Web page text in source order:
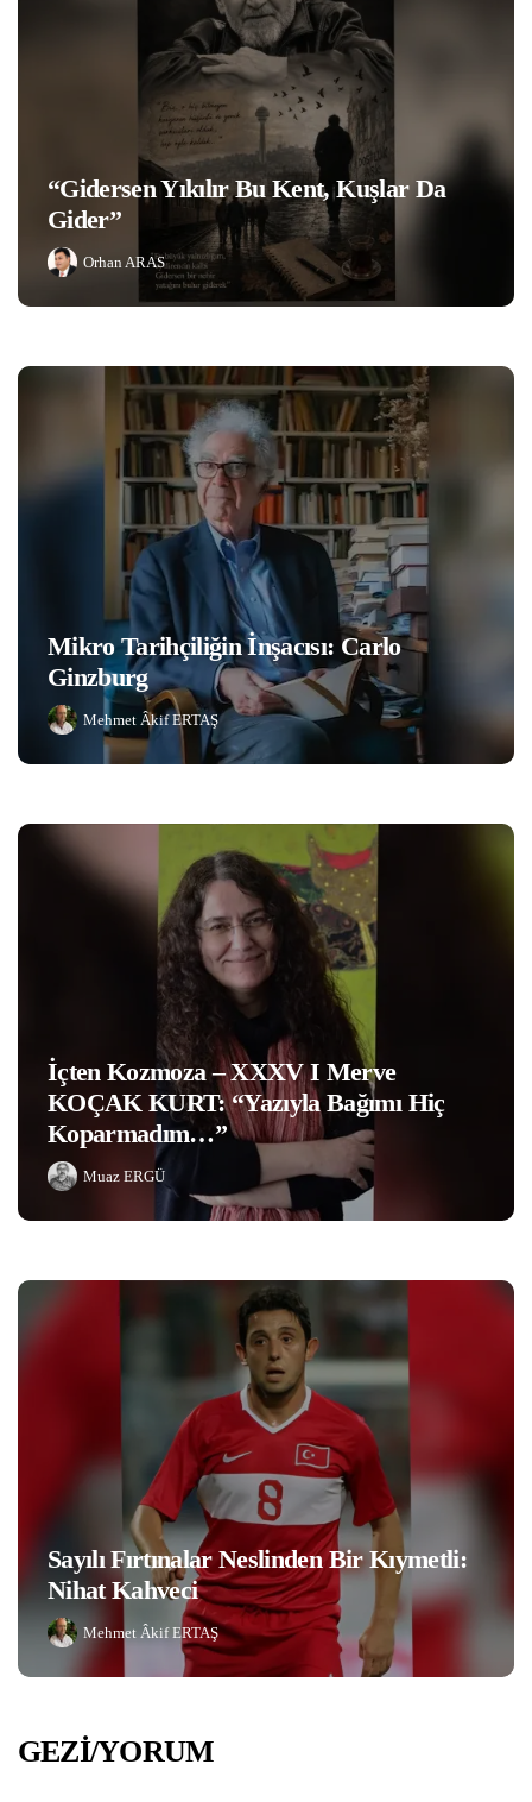
“Gidersen Yıkılır Bu Kent, Kuşlar Da
Gider”
Orhan ARAS
Mikro Tarihçiliğin İnşacısı: Carlo
Ginzburg
Mehmet Âkif ERTAŞ
İçten Kozmoza – XXXV I Merve
KOÇAK KURT: “Yazıyla Bağımı Hiç
Koparmadım…”
Muaz ERGÜ
Sayılı Fırtınalar Neslinden Bir Kıymetli:
Nihat Kahveci
Mehmet Âkif ERTAŞ
GEZİ/YORUM